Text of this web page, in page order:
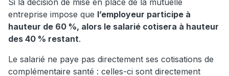
Si la décision de mise en place de la mutuelle
entreprise impose que l’employeur participe à
hauteur de 60 %, alors le salarié cotisera à hauteur
des 40 % restant.
Le salarié ne paye pas directement ses cotisations de
complémentaire santé : celles-ci sont directement